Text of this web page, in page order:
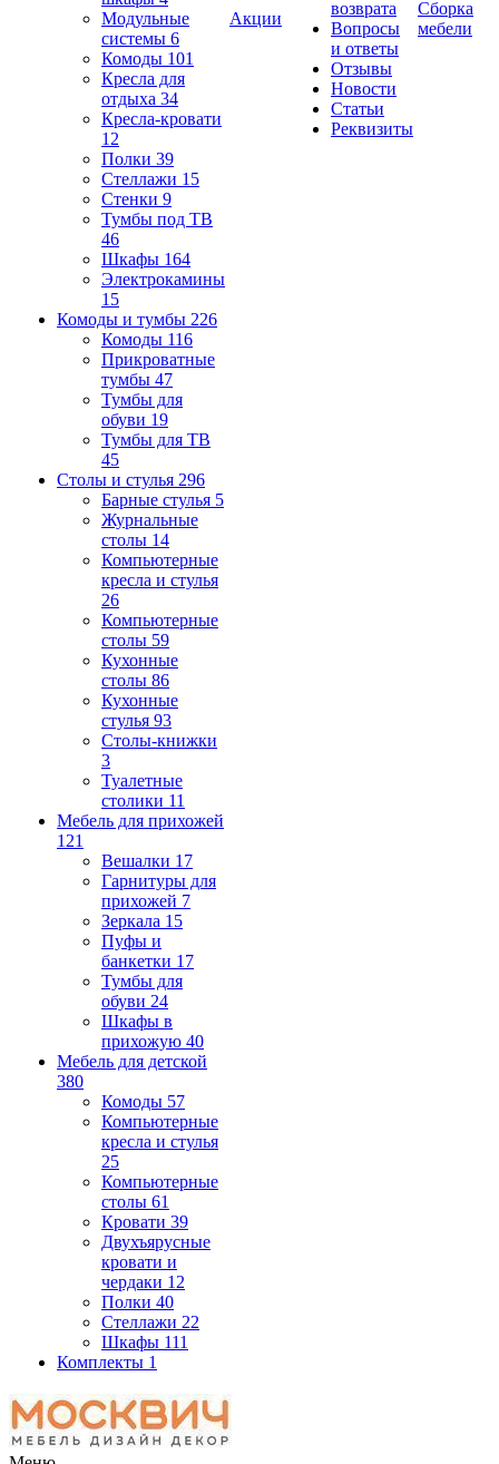
Модульные
системы 6
Комоды 101
Кресла для
отдыха 34
Кресла-кровати
12
Полки 39
Стеллажи 15
Стенки 9
Тумбы под ТВ
46
Шкафы 164
Электрокамины
15
Комоды и тумбы 226
Комоды 116
Прикроватные
тумбы 47
Тумбы для
обуви 19
Тумбы для ТВ
45
Столы и стулья 296
Барные стулья 5
Журнальные
столы 14
Компьютерные
кресла и стулья
26
Компьютерные
столы 59
Кухонные
столы 86
Кухонные
стулья 93
Столы-книжки
3
Туалетные
столики 11
Мебель для прихожей
121
Вешалки 17
Гарнитуры для
прихожей 7
Зеркала 15
Пуфы и
банкетки 17
Тумбы для
обуви 24
Шкафы в
прихожую 40
Мебель для детской
380
Комоды 57
Компьютерные
кресла и стулья
25
Компьютерные
столы 61
Кровати 39
Двухъярусные
кровати и
чердаки 12
Полки 40
Стеллажи 22
Шкафы 111
Комплекты 1
Акции
возврата
Вопросы
и ответы
Отзывы
Новости
Статьи
Реквизиты
Сборка
мебели